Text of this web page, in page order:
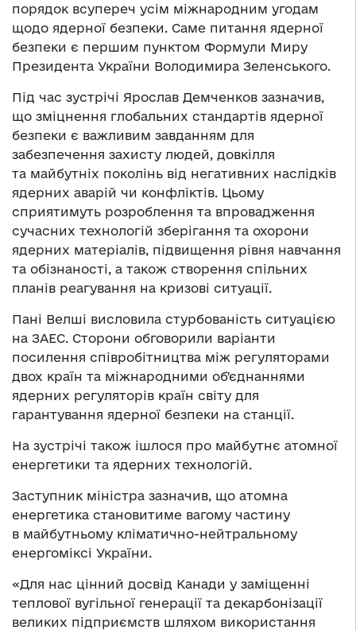
порядок всупереч усім міжнародним угодам
щодо ядерної безпеки. Саме питання ядерної
безпеки є першим пунктом Формули Миру
Президента України Володимира Зеленського.
Під час зустрічі Ярослав Демченков зазначив,
що зміцнення глобальних стандартів ядерної
безпеки є важливим завданням для
забезпечення захисту людей, довкілля
та майбутніх поколінь від негативних наслідків
ядерних аварій чи конфліктів. Цьому
сприятимуть розроблення та впровадження
сучасних технологій зберігання та охорони
ядерних матеріалів, підвищення рівня навчання
та обізнаності, а також створення спільних
планів реагування на кризові ситуації.
Пані Велші висловила стурбованість ситуацією
на ЗАЕС. Сторони обговорили варіанти
посилення співробітництва між регуляторами
двох країн та міжнародними обʼєднаннями
ядерних регуляторів країн світу для
гарантування ядерної безпеки на станції.
На зустрічі також ішлося про майбутнє атомної
енергетики та ядерних технологій.
Заступник міністра зазначив, що атомна
енергетика становитиме вагому частину
в майбутньому кліматично-нейтральному
енергоміксі України.
«Для нас цінний досвід Канади у заміщенні
теплової вугільної генерації та декарбонізації
великих підприємств шляхом використання